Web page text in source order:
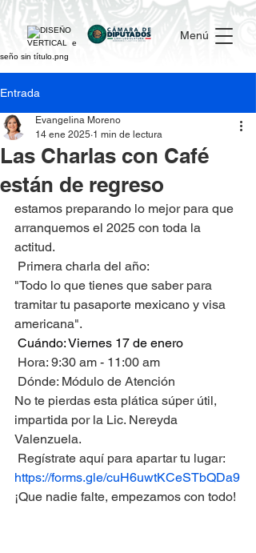
Menú
Entrada
Las Charlas con Café
están de regreso
Evangelina Moreno
14 ene 2025 1 min de lectura
estamos preparando lo mejor para que
arranquemos el 2025 con toda la
actitud.
Primera charla del año:
"Todo lo que tienes que saber para
tramitar tu pasaporte mexicano y visa
americana".
Cuándo: Viernes 17 de enero
Hora: 9:30 am - 11:00 am
Dónde: Módulo de Atención
No te pierdas esta plática súper útil,
impartida por la Lic. Nereyda
Valenzuela.
Regístrate aquí para apartar tu lugar:
https://forms.gle/cuH6uwtKCeSTbQDa9
¡Que nadie falte, empezamos con todo!